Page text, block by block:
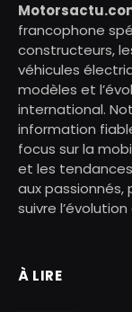
francophone
constructeurs,
véhicules
modèles et
international.
information
focus sur la
et les
aux
suivre
À LIRE